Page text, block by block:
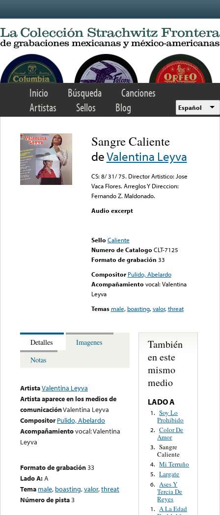
Inicio Búsqueda
Canciones
Artistas
Sellos Blog Español
Sangre Caliente
deValentina Leyva
CS: 8/ 31/ 75. Director Artistico: Jose
Vaca Flores. Arreglos Y Direccion:
Fernando Z. Maldonado.
Audio excerpt
Sello Caliente
Numero de Catalogo CLT-7125
Formato de grabación 33
Compositor Pulido, Abelardo
Acompañamiento vocal: Valentina
Leyva
Temas male, boasting,valor,threat
Detalles
Imagenes
Notas
ArtistaValentina Leyva
Artista aparece en los medios de
comunicaciónValentina Leyva
Compositor Pulido, Abelardo
Acompañamientovocal: Valentina
Leyva
Formato de grabación33
Lado A:A
Tema male, boasting,valor,threat
Número de pista3
También
en este
mismo
medio
LADO A
1. Soy Lo
Prohibido
2. Color De
Amor
3. Sangre
Caliente
4. Mi Terruño
5. Largate
6. Ases Y
Tercia De
Reyes
1. A La Edad